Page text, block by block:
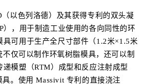
以色列洛德）及其获得专利的双头凝
），用于制造工业使用的各向同性的环
具可用于生产全尺寸部件（1.2米×1.5米
不仅可以制作环氧树脂模具，还可以制
递模塑（RTM）成型和反应注射成型
具。使用 Massivit 专利的直接浇注